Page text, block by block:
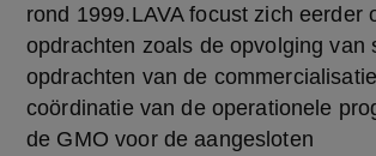
rond 1999.LAVA focust zich eerder
opdrachten zoals de opvolging van
opdrachten van de
coördinatie van de operationele
de GMO voor de aangesloten